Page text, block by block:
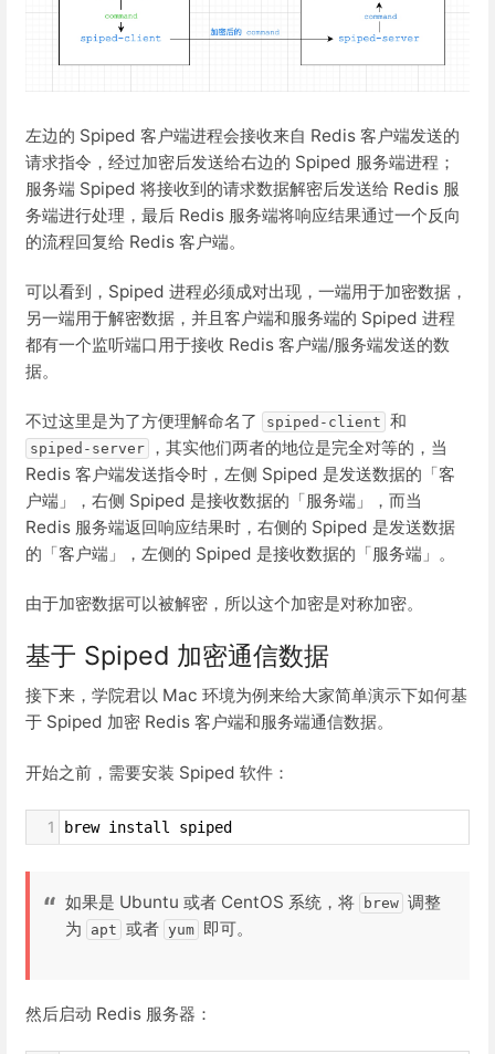
左边的 Spiped 客户端进程会接收来自 Redis 客户端发送的
请求指令，经过加密后发送给右边的 Spiped 服务端进程；
服务端 Spiped 将接收到的请求数据解密后发送给 Redis 服
务端进行处理，最后 Redis 服务端将响应结果通过一个反向
的流程回复给 Redis 客户端。
可以看到，Spiped 进程必须成对出现，一端用于加密数据，
另一端用于解密数据，并且客户端和服务端的 Spiped 进程
都有一个监听端口用于接收 Redis 客户端/服务端发送的数
据。
不过这里是为了方便理解命名了 spiped-client 和
spiped-server
，其实他们两者的地位是完全对等的，当
Redis 客户端发送指令时，左侧 Spiped 是发送数据的「客
户端」，右侧 Spiped 是接收数据的「服务端」，而当
Redis 服务端返回响应结果时，右侧的 Spiped 是发送数据
的「客户端」，左侧的 Spiped 是接收数据的「服务端」。
由于加密数据可以被解密，所以这个加密是对称加密。
基于 Spiped 加密通信数据
接下来，学院君以 Mac 环境为例来给大家简单演示下如何基
于 Spiped 加密 Redis 客户端和服务端通信数据。
开始之前，需要安装 Spiped 软件：
1 brew install spiped
如果是 Ubuntu 或者 CentOS 系统，将 brew 调整
为
apt 或者 yum 即可。
然后启动 Redis 服务器：